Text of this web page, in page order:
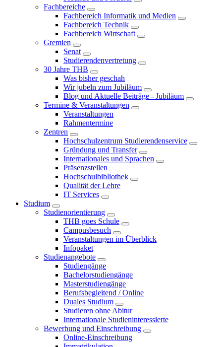
Fachbereiche
Fachbereich Informatik und Medien
Fachbereich Technik
Fachbereich Wirtschaft
Gremien
Senat
Studierendenvertretung
30 Jahre THB
Was bisher geschah
Wir jubeln zum Jubiläum
Blog und Aktuelle Beiträge - Jubiläum
Termine & Veranstaltungen
Veranstaltungen
Rahmentermine
Zentren
Hochschulzentrum Studierendenservice
Gründung und Transfer
Internationales und Sprachen
Präsenzstellen
Hochschulbibliothek
Qualität der Lehre
IT Services
Studium
Studienorientierung
THB goes Schule
Campusbesuch
Veranstaltungen im Überblick
Infopaket
Studienangebote
Studiengänge
Bachelorstudiengänge
Masterstudiengänge
Berufsbegleitend / Online
Duales Studium
Studieren ohne Abitur
Internationale Studieninteressierte
Bewerbung und Einschreibung
Online-Einschreibung